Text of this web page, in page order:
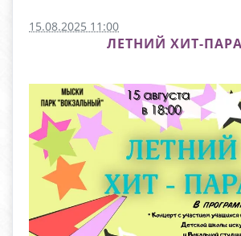
15.08.2025 11:00
ЛЕТНИЙ ХИТ-